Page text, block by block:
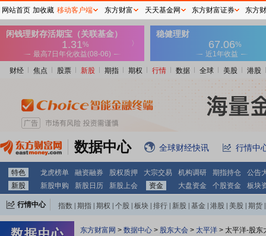
财经 焦点 股票 新股 期指 期权 行情 数据 全球 美股 港股
数据中心 全球财经快讯 行情中
特色 龙虎榜单 融资融券 股权质押 大宗交易 机构调研 期指持仓
公告
新股
新股申购 新股日历 新股上会 资金 大盘资金 个股资金 板块
行情中心 指数 期指 期权 个股 板块 排行 新股 基金 港股 美股 期货
东方财富网 > 数据中心 > 股东大会 > 太平洋 > 太平洋-股东
网站首页 加收藏 移动客户端 东方财富 天天基金网 东方财富证券 东方